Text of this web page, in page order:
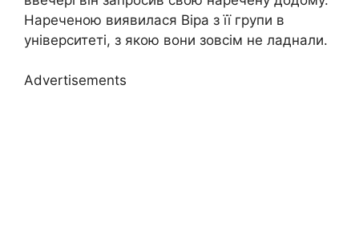
Нареченою виявилася Віра з її групи в
університеті, з якою вони зовсім не ладнали.
Advertisements